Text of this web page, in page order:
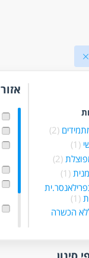
(2)
(1)
(2)
(1)
(1)
הכשרה
(4)
אזור